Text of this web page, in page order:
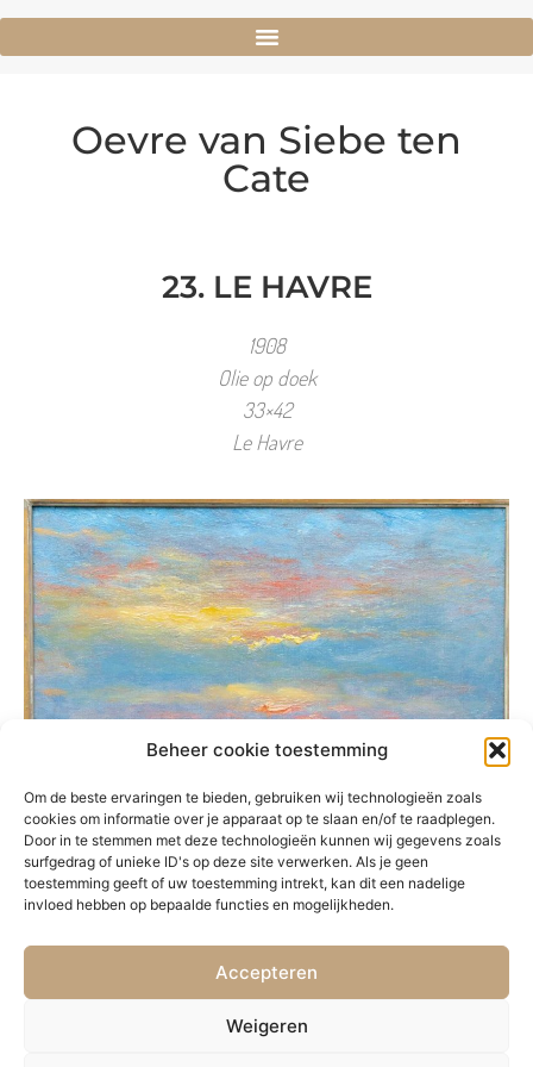
Beheer cookie toestemming
Om de beste ervaringen te bieden, gebruiken wij technologieën zoals
cookies om informatie over je apparaat op te slaan en/of te raadplegen.
Door in te stemmen met deze technologieën kunnen wij gegevens zoals
surfgedrag of unieke ID's op deze site verwerken. Als je geen
toestemming geeft of uw toestemming intrekt, kan dit een nadelige
invloed hebben op bepaalde functies en mogelijkheden.
Accepteren
Weigeren
Oevre van Siebe ten
Cate
23. LE HAVRE
1908
Olie op doek
33×42
Le Havre
VORIGE VOLGENDE